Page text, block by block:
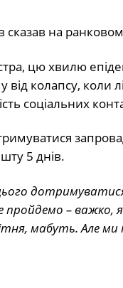
на
цю хвилю
від колапсу, коли
соціальних
5 днів.
дотримуватися
– важко, я
мабуть. Але